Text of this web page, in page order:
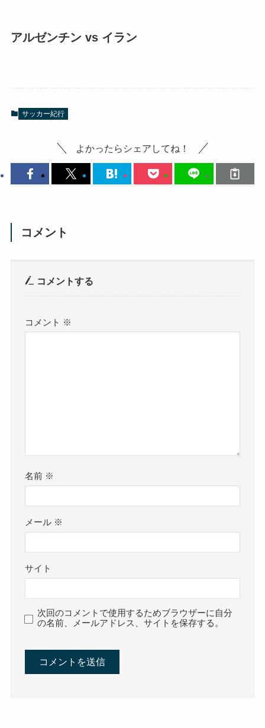
アルゼンチン vs イラン
サッカー紀行
よかったらシェアしてね！
コメント
コメントする
コメント ※
名前 ※
メール ※
サイト
次回のコメントで使用するためブラウザーに自分
の名前、メールアドレス、サイトを保存する。